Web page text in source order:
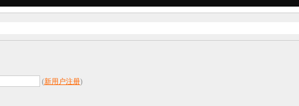
(新用户注册)